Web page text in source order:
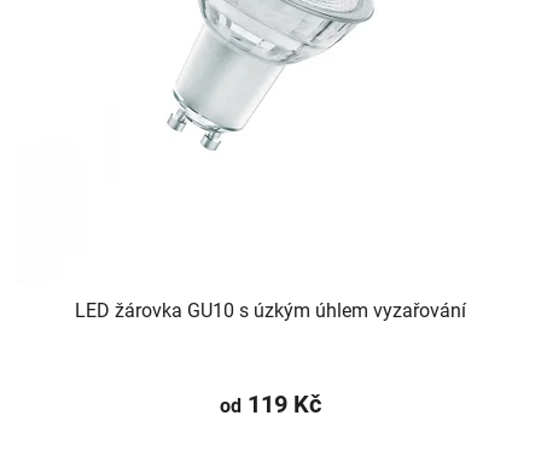
LED žárovka GU10 s úzkým úhlem vyzařování
od 119 Kč